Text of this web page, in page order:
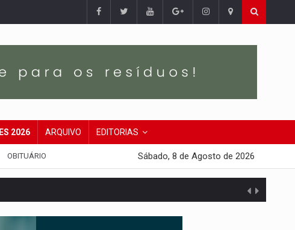
2026 ARQUIVO EDITORIAS
OBITUÁRIO Sábado, 8 de Agosto de 2026